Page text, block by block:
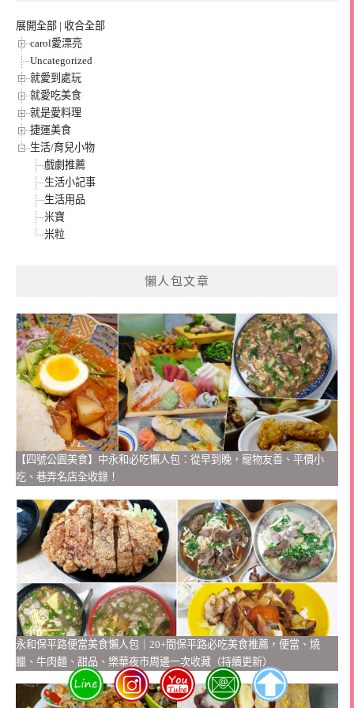
展開全部 | 收合全部
carol愛漂亮
Uncategorized
就愛到處玩
就愛吃美食
就是愛料理
捷運美食
生活/育兒小物
戲劇推薦
生活小記事
生活用品
米寶
米粒
懶人包文章
【四號公園美食】中永和必吃懶人包：從早到晚，寵物友善、平價小
吃、巷弄名店全收錄！
永和保平路便當美食懶人包｜20+間保平路必吃美食推薦，便當、燒
臘、牛肉麵、甜品、樂華夜市周邊一次收藏（持續更新）